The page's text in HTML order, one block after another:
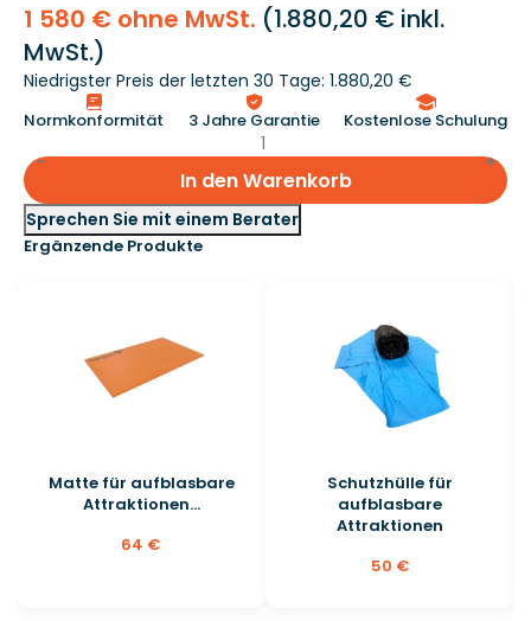
1 580 € ohne MwSt. (1.880,20 € inkl.
MwSt.)
Niedrigster Preis der letzten 30 Tage: 1.880,20 €
Normkonformität 3 Jahre Garantie Kostenlose Schulung
In den Warenkorb
Sprechen Sie mit einem Berater
Ergänzende Produkte
Matte für aufblasbare
Attraktionen...
64 €
Schutzhülle für
aufblasbare
Attraktionen
50 €